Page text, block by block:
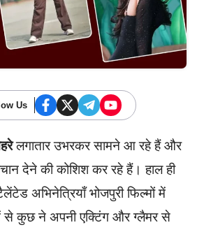
Us
लगातार उभरकर सामने आ रहे हैं और
देने की कोशिश कर रहे हैं। हाल ही
अभिनेत्रियाँ भोजपुरी फिल्मों में
से कुछ ने अपनी एक्टिंग और ग्लैमर से